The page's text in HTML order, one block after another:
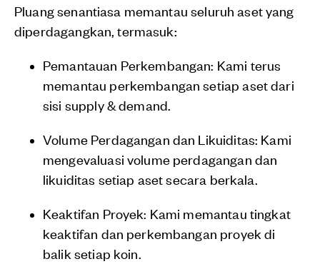
Pluang senantiasa memantau seluruh aset yang
diperdagangkan, termasuk:
Pemantauan Perkembangan: Kami terus
memantau perkembangan setiap aset dari
sisi supply & demand.
Volume Perdagangan dan Likuiditas: Kami
mengevaluasi volume perdagangan dan
likuiditas setiap aset secara berkala.
Keaktifan Proyek: Kami memantau tingkat
keaktifan dan perkembangan proyek di
balik setiap koin.